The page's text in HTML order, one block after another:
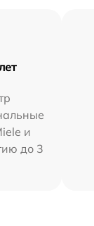
и
до 3